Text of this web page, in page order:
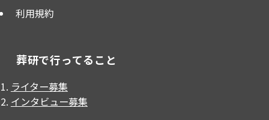
利用規約
葬研で行ってること
ライター募集
インタビュー募集